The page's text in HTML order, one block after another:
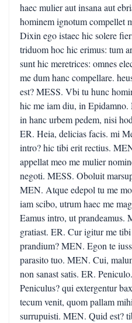
haec mulier aut insana aut
hominem ignotum compellet
Dixin ego istaec hic solere
triduom hoc hic erimus: tum
sunt hic meretrices: omnes
me dum hanc compellare.
est? MESS. Vbi tu hunc
hic me iam diu, in
in hanc urbem pedem, nisi
ER. Heia, delicias facis. mi
intro? hic tibi erit rectius.
appellat meo me mulier
negoti. MESS. Oboluit
MEN. Atque edepol tu me
iam scibo, utrum haec me
Eamus intro, ut prandeamus.
gratiast. ER. Cur igitur me
prandium? MEN. Egon te
parasito tuo. MEN. Cui,
non sanast satis. ER.
Peniculus? qui extergentur
tecum venit, quom pallam
surrupuisti. MEN. Quid est?